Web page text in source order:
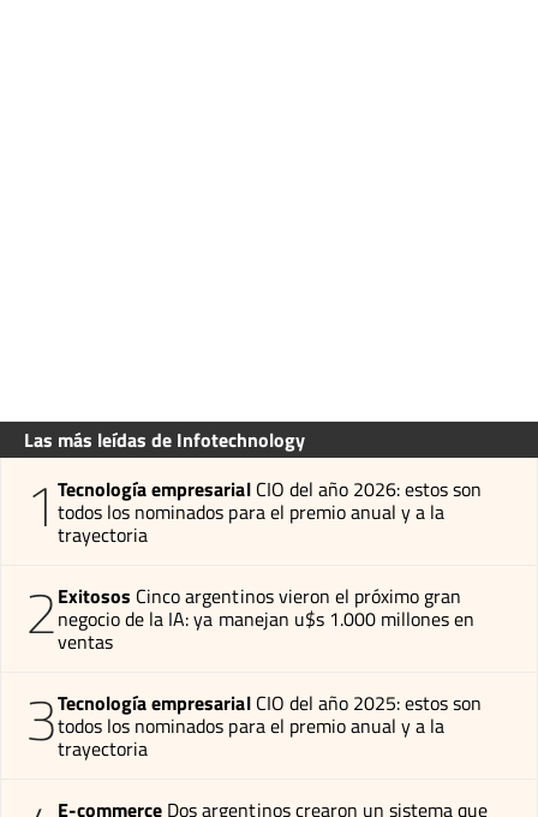
Las más leídas de Infotechnology
1 Tecnología empresarial CIO del año 2026: estos son
todos los nominados para el premio anual y a la
trayectoria
2Exitosos Cinco argentinos vieron el próximo gran
negocio de la IA: ya manejan u$s 1.000 millones en
ventas
3Tecnología empresarial CIO del año 2025: estos son
todos los nominados para el premio anual y a la
trayectoria
E-commerce Dos argentinos crearon un sistema que